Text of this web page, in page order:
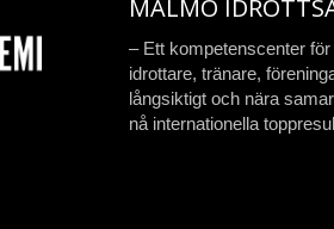
MALMÖ
– Ett kompetenscenter
idrottare, tränare,
långsiktigt och nära
nå internationella